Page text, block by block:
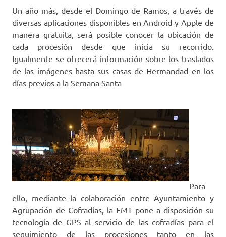
Un año más, desde el Domingo de Ramos, a través de
diversas aplicaciones disponibles en Android y Apple de
manera gratuita, será posible conocer la ubicación de
cada procesión desde que inicia su recorrido.
Igualmente se ofrecerá información sobre los traslados
de las imágenes hasta sus casas de Hermandad en los
días previos a la Semana Santa
Para
ello, mediante la colaboración entre Ayuntamiento y
Agrupación de Cofradías, la EMT pone a disposición su
tecnología de GPS al servicio de las cofradías para el
seguimiento de las procesiones tanto en las